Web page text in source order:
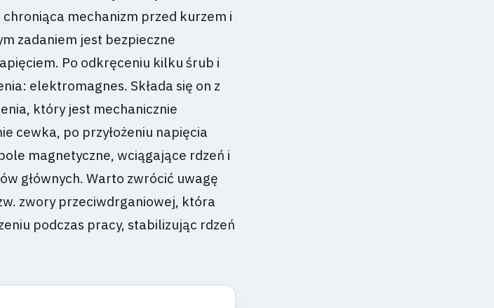
mechanizm przed kurzem i
zadaniem jest bezpieczne
Po odkręceniu kilku śrub i
elektromagnes. Składa się on z
który jest mechanicznie
cewka, po przyłożeniu napięcia
magnetyczne, wciągające rdzeń i
głównych. Warto zwrócić uwagę
zwory przeciwdrganiowej, która
podczas pracy, stabilizując rdzeń